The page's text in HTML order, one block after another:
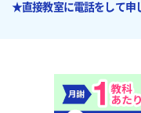
★直接教室に電話をして申